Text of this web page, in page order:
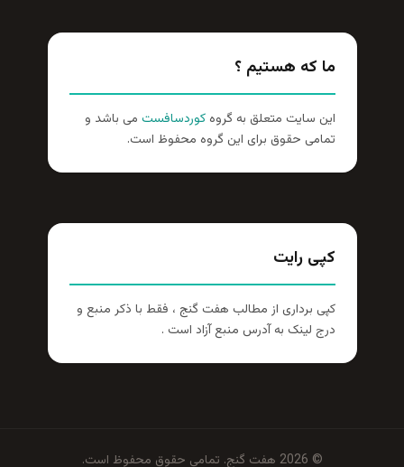
ما که هستیم ؟
این سایت متعلق به گروهکوردسافست می باشد و
تمامی حقوق برای این گروه محفوظ است.
کپی رایت
کپی برداری از مطالب هفت گنج ، فقط با ذکر منبع و
درج لینک به آدرس منبع آزاد است .
© 2026 هفت گنج. تمامی حقوق محفوظ است.